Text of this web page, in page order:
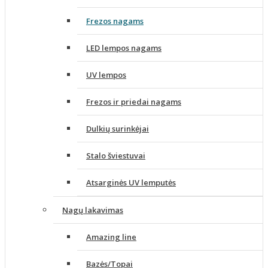
Frezos nagams
LED lempos nagams
UV lempos
Frezos ir priedai nagams
Dulkių surinkėjai
Stalo šviestuvai
Atsarginės UV lemputės
Nagų lakavimas
Amazing line
Bazės/Topai